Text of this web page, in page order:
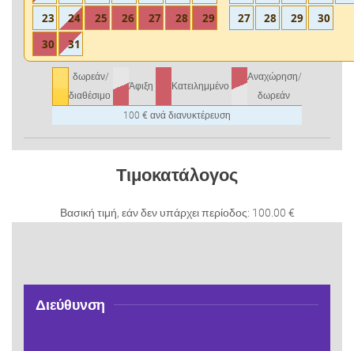
23
24 25 26 27 28
29
30
31
27
28 29 30
δωρεάν/
διαθέσιμο
Άφιξη Κατειλημμένο
Αναχώρηση/
δωρεάν
100 € ανά διανυκτέρευση
Τιμοκατάλογος
Βασική τιμή, εάν δεν υπάρχει περίοδος: 100.00 €
Διεύθυνση